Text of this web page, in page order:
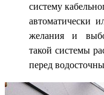
систему
автоматически
желания и
такой системы
перед